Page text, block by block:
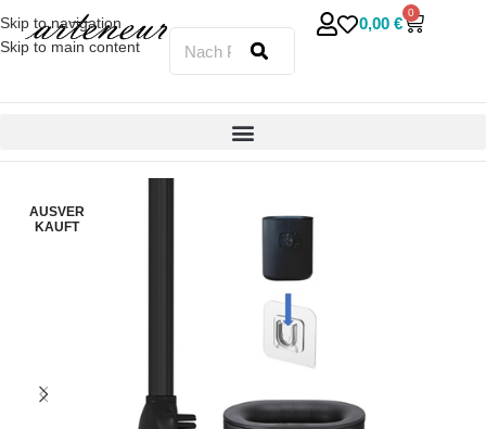
Skip to navigation
Skip to main content
0,00 €
0